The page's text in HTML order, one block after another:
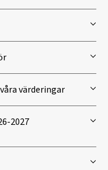
värderingar
2027